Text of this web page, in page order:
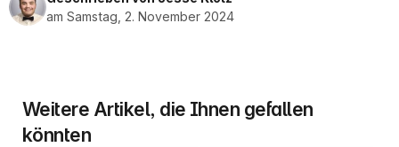
am Samstag, 2. November 2024
Weitere Artikel, die Ihnen gefallen
könnten